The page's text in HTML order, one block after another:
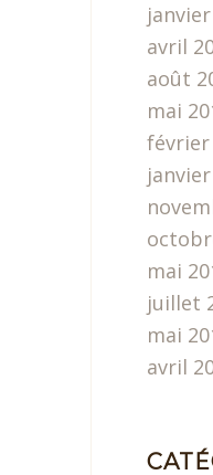
avril
août
mai
février
mai
juillet
mai
avril